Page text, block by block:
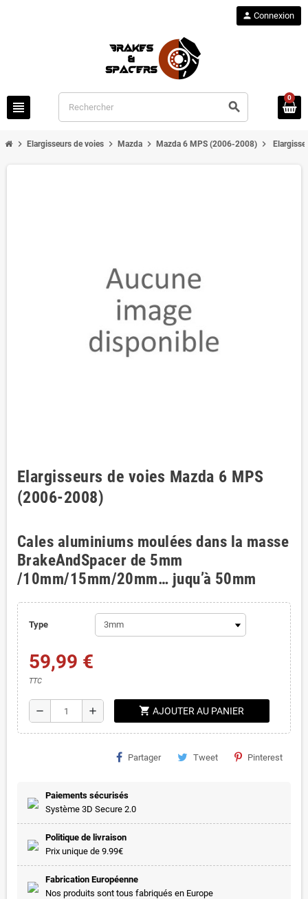
view_headline search
person Connexion
0
chevron_right Elargisseurs de voies chevron_right Mazda chevron_right Mazda 6 MPS (2006-2008) chevron_right
Elargisseurs de voies Mazda 6 MPS
(2006-2008)
Cales aluminiums moulées dans la masse
BrakeAndSpacer de 5mm
/10mm/15mm/20mm… juqu’à 50mm
Type
59,99 €
TTC
remove add shopping_cart AJOUTER AU PANIER
Partager Tweet Pinterest
Paiements sécurisés
Système 3D Secure 2.0
Politique de livraison
Prix unique de 9.99€
Fabrication Européenne
Nos produits sont tous fabriqués en Europe